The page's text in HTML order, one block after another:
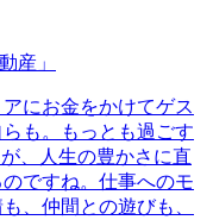
産」
にお金をかけてゲス
も。もっとも過ごす
、人生の豊かさに直
ですね。仕事へのモ
、仲間との遊びも、